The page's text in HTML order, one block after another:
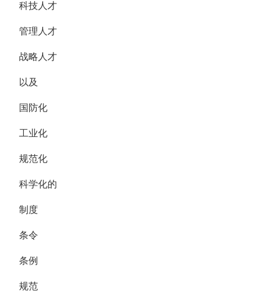
科技人才
管理人才
战略人才
以及
国防化
工业化
规范化
科学化的
制度
条令
条例
规范